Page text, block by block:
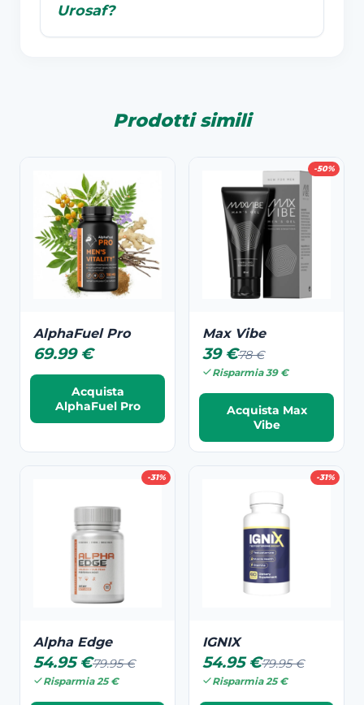
Urosaf?
Prodotti simili
AlphaFuel Pro
69.99 €
Acquista
AlphaFuel Pro
-50%
Max Vibe
39 €78 €
Risparmia 39 €
Acquista Max
Vibe
-31%
Alpha Edge
54.95 €79.95 €
Risparmia 25 €
-31%
IGNIX
54.95 €79.95 €
Risparmia 25 €